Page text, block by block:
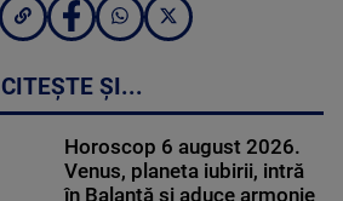
CITEȘTE ȘI...
Horoscop 6 august 2026.
Venus, planeta iubirii, intră
în Balanță și aduce armonie